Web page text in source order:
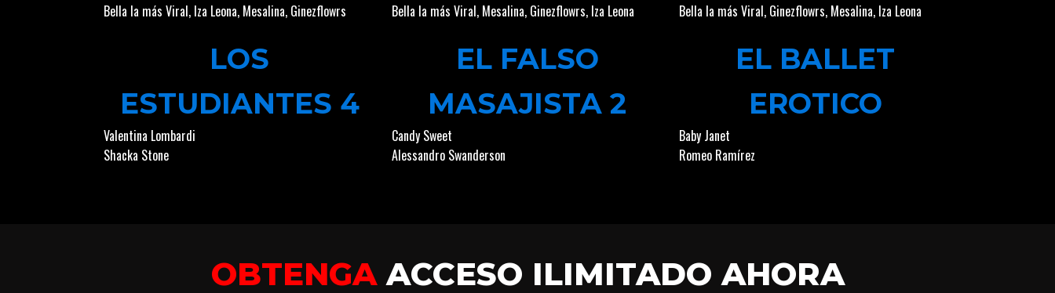
Bella la más Viral, Iza Leona, Mesalina, Ginezflowrs Bella la más Viral, Mesalina, Ginezflowrs, Iza Leona Bella la más Viral, Ginezflowrs, Mesalina, Iza Leona
LOS
ESTUDIANTES 4
Valentina Lombardi
Shacka Stone
EL FALSO
MASAJISTA 2
Candy Sweet
Alessandro Swanderson
EL BALLET
EROTICO
Baby Janet
Romeo Ramírez
OBTENGAACCESO ILIMITADO AHORA